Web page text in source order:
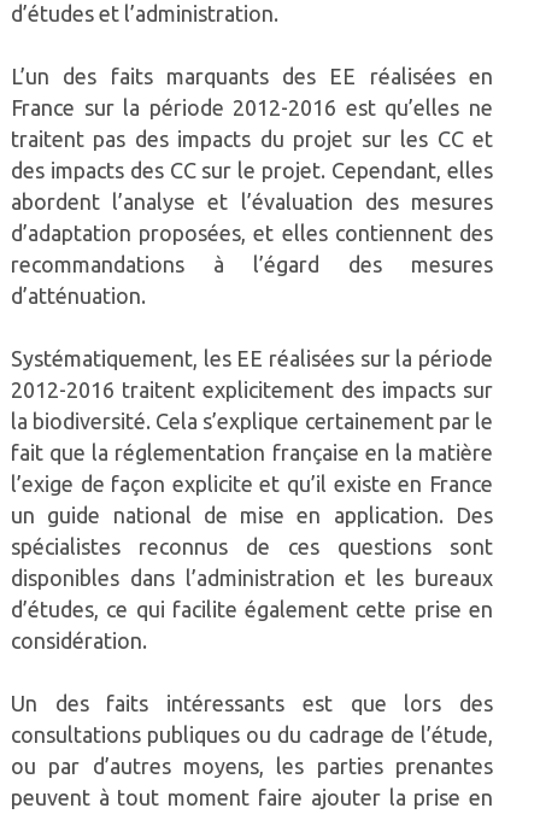
d’études et l’administration.
L’un des faits marquants des EE réalisées en
France sur la période 2012-2016 est qu’elles ne
traitent pas des impacts du projet sur les CC et
des impacts des CC sur le projet. Cependant, elles
abordent l’analyse et l’évaluation des mesures
d’adaptation proposées, et elles contiennent des
recommandations à l’égard des mesures
d’atténuation.
Systématiquement, les EE réalisées sur la période
2012-2016 traitent explicitement des impacts sur
la biodiversité. Cela s’explique certainement par le
fait que la réglementation française en la matière
l’exige de façon explicite et qu’il existe en France
un guide national de mise en application. Des
spécialistes reconnus de ces questions sont
disponibles dans l’administration et les bureaux
d’études, ce qui facilite également cette prise en
considération.
Un des faits intéressants est que lors des
consultations publiques ou du cadrage de l’étude,
ou par d’autres moyens, les parties prenantes
peuvent à tout moment faire ajouter la prise en